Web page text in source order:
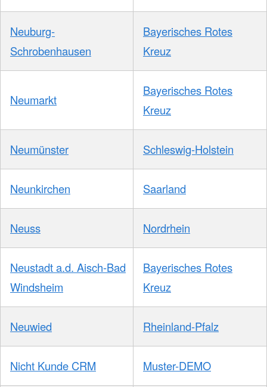
Neuburg-
Schrobenhausen
Bayerisches Rotes
Kreuz
Neumarkt
Bayerisches Rotes
Kreuz
Neumünster Schleswig-Holstein
Neunkirchen Saarland
Neuss Nordrhein
Neustadt a.d. Aisch-Bad
Windsheim
Bayerisches Rotes
Kreuz
Neuwied Rheinland-Pfalz
Nicht Kunde CRM Muster-DEMO